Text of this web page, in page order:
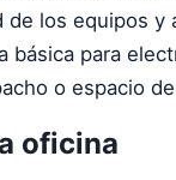
los equipos y
básica para
o espacio
oficina